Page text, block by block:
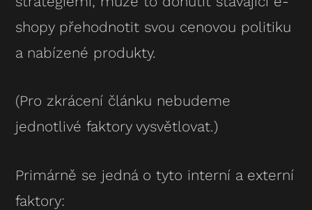
shopy přehodnotit svou cenovou politiku
a nabízené produkty.
(Pro zkrácení článku nebudeme
jednotlivé faktory vysvětlovat.)
Primárně se jedná o tyto interní a externí
faktory: